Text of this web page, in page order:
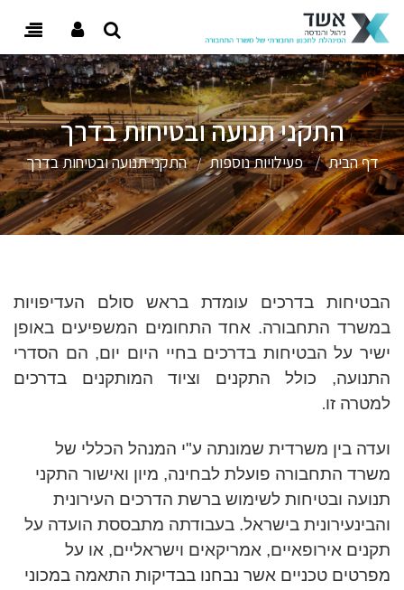
user menu
התקני תנועה ובטיחות בדרך
דף הבית פעילויות נוספות התקני תנועה ובטיחות בדרך
הבטיחות בדרכים עומדת בראש סולם העדיפויות
במשרד התחבורה. אחד התחומים המשפיעים באופן
ישיר על הבטיחות בדרכים בחיי היום יום, הם הסדרי
התנועה, כולל התקנים וציוד המותקנים בדרכים
למטרה זו.
ועדה בין משרדית שמונתה ע"י המנהל הכללי של
משרד התחבורה פועלת לבחינה, מיון ואישור התקני
תנועה ובטיחות לשימוש ברשת הדרכים העירונית
והבינעירונית בישראל. בעבודתה מתבססת הועדה על
תקנים אירופאיים, אמריקאים וישראליים, או על
מפרטים טכניים אשר נבחנו בבדיקות התאמה במכוני